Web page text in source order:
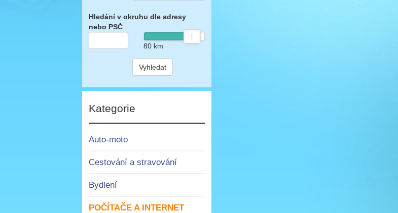
Hledání v okruhu dle adresy
nebo PSČ
80km
Vyhledat
Kategorie
Auto-moto
Cestování a stravování
Bydlení
POČÍTAČE A INTERNET